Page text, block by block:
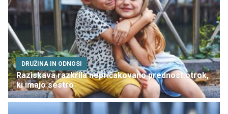
DRUŽINA IN ODNOSI
Raziskava razkrila nepričakovano prednost otrok,
ki imajo sestro